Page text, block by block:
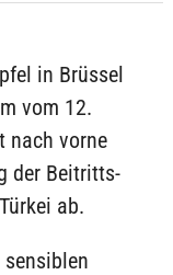
in Brüssel
vom 12.
nach vorne
der Beitritts-
ab.